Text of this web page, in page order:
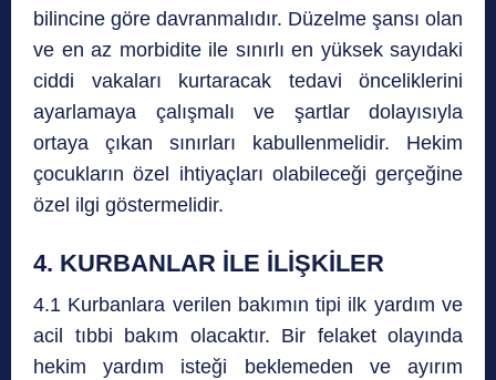
bilincine göre davranmalıdır. Düzelme şansı olan
ve en az morbidite ile sınırlı en yüksek sayıdaki
ciddi vakaları kurtaracak tedavi önceliklerini
ayarlamaya çalışmalı ve şartlar dolayısıyla
ortaya çıkan sınırları kabullenmelidir. Hekim
çocukların özel ihtiyaçları olabileceği gerçeğine
özel ilgi göstermelidir.
4. KURBANLAR İLE İLİŞKİLER
4.1 Kurbanlara verilen bakımın tipi ilk yardım ve
acil tıbbi bakım olacaktır. Bir felaket olayında
hekim yardım isteği beklemeden ve ayırım